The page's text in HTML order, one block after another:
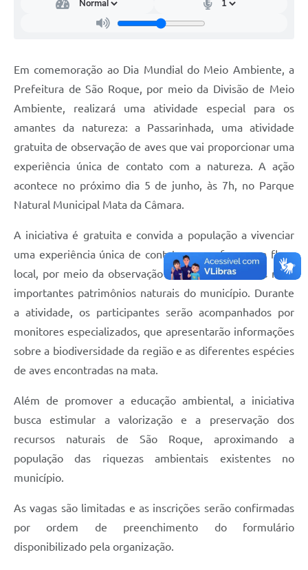
Consulta Pública: Revisão Plano Diretor
Creches
Cronograma coleta de lixo e seletiva
Banco do Povo
Biblioteca
Bancos conveniados e serviços disponíveis
Bolsas de estudo da Escola Cooperativa
Defesa Civil
Departamento de Bem-Estar Social
Divisão de Rendas
Fundo Social
Inscrições para o Castramóvel
Nota Fiscal de Serviço Eletrônica
Postos de Atendimento ao Trabalhador (PAT)
Em comemoração ao Dia Mundial do Meio Ambiente, a
Prefeitura de São Roque, por meio da Divisão de Meio
Ambiente, realizará uma atividade especial para os
amantes da natureza: a Passarinhada, uma atividade
gratuita de observação de aves que vai proporcionar uma
experiência única de contato com a natureza. A ação
acontece no próximo dia 5 de junho, às 7h, no Parque
Natural Municipal Mata da Câmara.
A iniciativa é gratuita e convida a população a vivenciar
uma experiência única de contato com a fauna e a flora
local, por meio da observação de aves em um dos mais
importantes patrimônios naturais do município. Durante
a atividade, os participantes serão acompanhados por
monitores especializados, que apresentarão informações
sobre a biodiversidade da região e as diferentes espécies
de aves encontradas na mata.
Além de promover a educação ambiental, a iniciativa
busca estimular a valorização e a preservação dos
recursos naturais de São Roque, aproximando a
população das riquezas ambientais existentes no
município.
As vagas são limitadas e as inscrições serão confirmadas
por ordem de preenchimento do formulário
disponibilizado pela organização.